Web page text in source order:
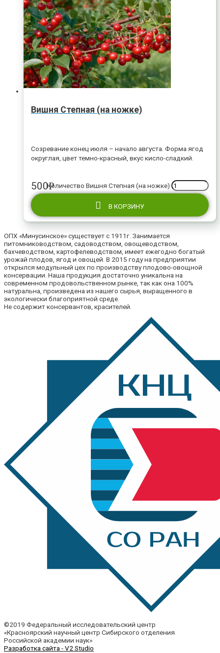
Вишня Степная (на ножке)
Созревание конец июля – начало августа. Форма ягод
округлая, цвет темно-красный, вкус кисло-сладкий.
500Р
Количество Вишня Степная (на ножке)
В КОРЗИНУ
ОПХ «Минусинское» существует с 1911г. Занимается
питомниководством, садоводством, овощеводством,
бахчеводством, картофелеводством, имеет ежегодно богатый
урожай плодов, ягод и овощей. В 2015 году на предприятии
открылся модульный цех по производству плодово-овощной
консервации. Наша продукция достаточно уникальна на
современном продовольственном рынке, так как она 100%
натуральна, произведена из нашего сырья, выращенного в
экологически благоприятной среде.
Не содержит консервантов, красителей.
©2019 Федеральный исследовательский центр
«Красноярский научный центр Сибирского отделения
Российской академии наук»
Разработка сайта - V2 Studio